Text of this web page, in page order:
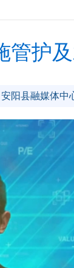
管护
阳县融媒体中